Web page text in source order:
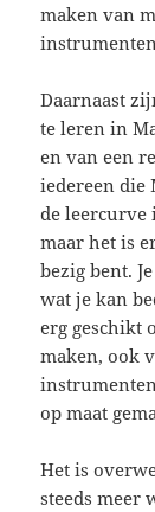
maken van
Daarnaast
te leren in
en van een
iedereen die
de
maar het is
bezig bent.
wat je kan
erg geschikt
maken, ook
op maat
Het is
steeds meer